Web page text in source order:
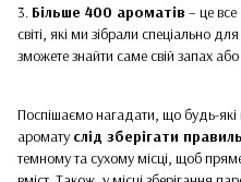
3. Більше 400 ароматів – це
світі, які ми зібрали спеціально
зможете знайти саме свій запах
Поспішаємо нагадати, що будь-
аромату слід зберігати
темному та сухому місці, щоб